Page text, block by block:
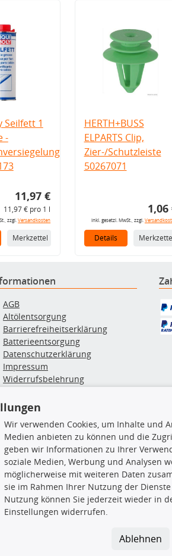
Seilfett 1
-
11,97 €
11,97 € pro 1 l
zzgl.Versandkosten
Merkzettel
HERTH+BUSS
ELPARTS Clip,
Zier-/Schutzleiste
50267071
1,06
inkl. gesetzl. MwSt., zzgl.
Details
AGB
Altölentsorgung
Barrierefreiheitserklärung
Batterieentsorgung
Datenschutzerklärung
Impressum
Widerrufsbelehrung
Zahlung & Versand
Produkte
Beleuchtung
Bremsbeläge
Bremsscheiben
Kupplungssatz
Querlenker
Wir verwenden Cookies, um Inhalte und
Medien anbieten zu können und die
geben wir Informationen zu Ihrer
soziale Medien, Werbung und Analysen
möglicherweise mit weiteren Daten
sie im Rahmen Ihrer Nutzung der
Nutzung können Sie jederzeit wieder in
Einstellungen widerrufen.
Ablehnen